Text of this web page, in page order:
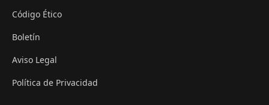
Código Ético
Boletín
Aviso Legal
Política de Privacidad